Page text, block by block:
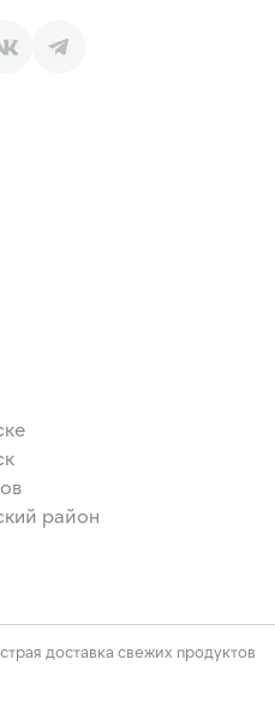
район
доставка свежих продуктов